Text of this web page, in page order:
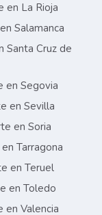
en La Rioja
Salamanca
Santa Cruz de
en Segovia
en Sevilla
en Soria
Tarragona
en Teruel
en Toledo
en Valencia